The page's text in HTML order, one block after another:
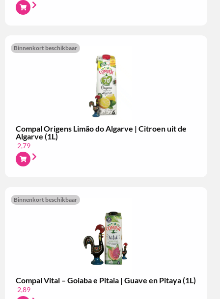
Binnenkort beschikbaar
Compal Origens Limão do Algarve | Citroen uit de
Algarve (1L)
2,79
Binnenkort beschikbaar
Compal Vital – Goiaba e Pitaia | Guave en Pitaya (1L)
2,89